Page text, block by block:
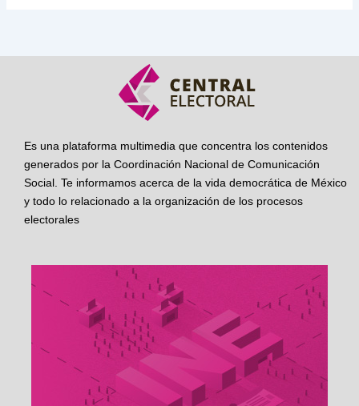
Es una plataforma multimedia que concentra los contenidos
generados por la Coordinación Nacional de Comunicación
Social. Te informamos acerca de la vida democrática de México
y todo lo relacionado a la organización de los procesos
electorales